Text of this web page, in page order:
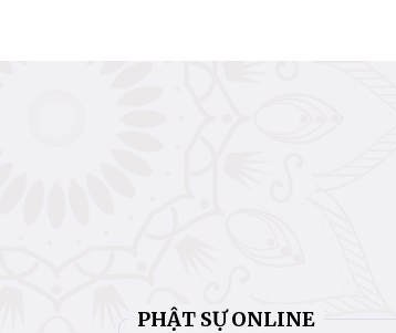
PHẬT SỰ ONLINE